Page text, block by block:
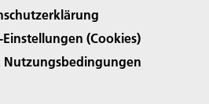
(Cookies)
Nutzungsbedingungen